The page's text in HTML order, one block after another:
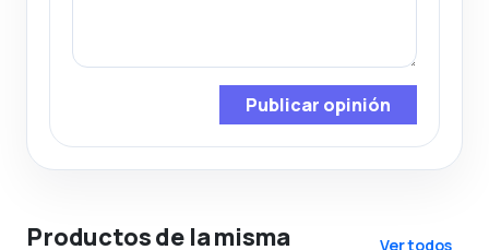
Publicar opinión
Productos de la misma
Ver todos